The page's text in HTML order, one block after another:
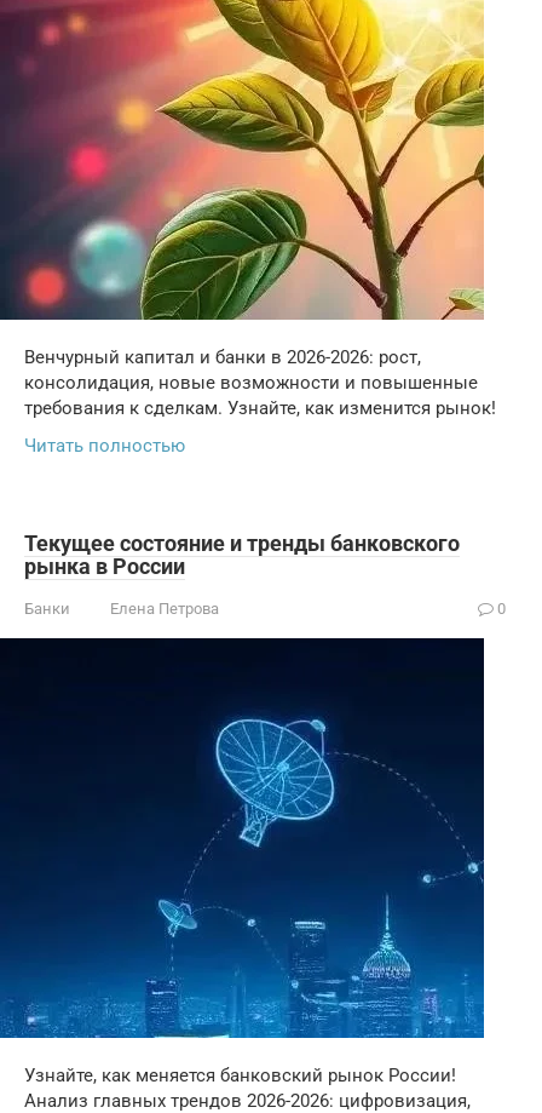
Венчурный капитал и банки в 2026-2026: рост,
консолидация, новые возможности и повышенные
требования к сделкам. Узнайте, как изменится рынок!
Читать полностью
Текущее состояние и тренды банковского
рынка в России
Банки Елена Петрова 0
Узнайте, как меняется банковский рынок России!
Анализ главных трендов 2026-2026: цифровизация,